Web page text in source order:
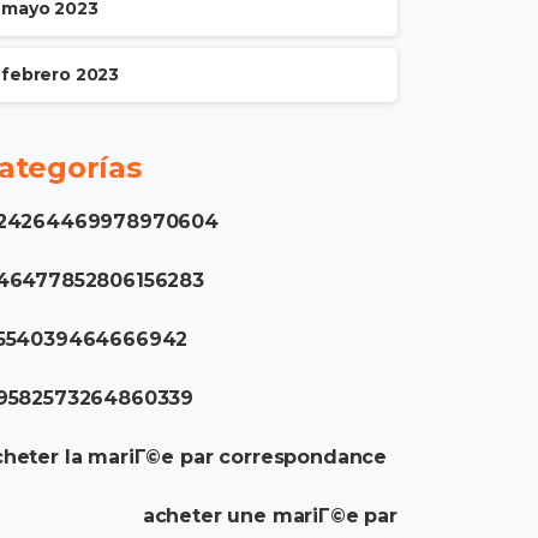
mayo 2023
febrero 2023
la mariГ©e par correspondance
acheter une mariГ©e par